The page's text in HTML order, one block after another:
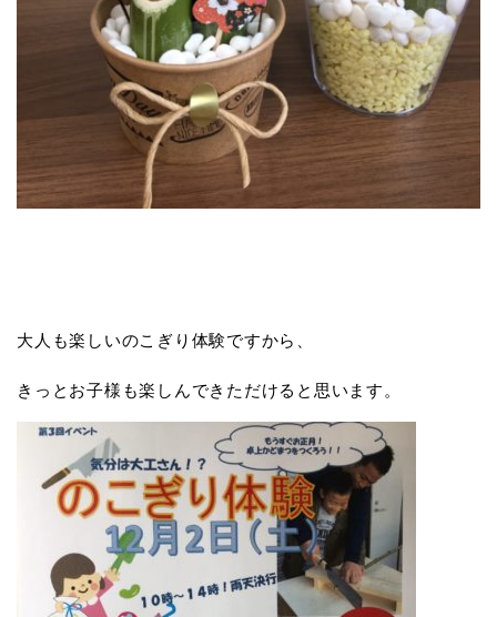
大人も楽しいのこぎり体験ですから、
きっとお子様も楽しんできただけると思います。